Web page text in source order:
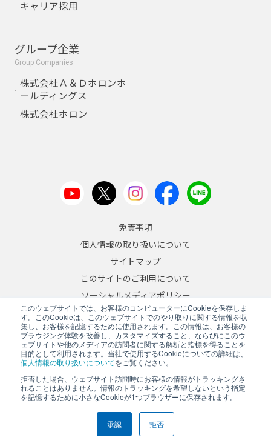
このウェブサイトでは、お客様のコンピューターにCookieを保存しま
す。このCookieは、このウェブサイトでのやり取りに関する情報を収
集し、お客様を記憶するために使用されます。この情報は、お客様の
ブラウジング体験を改善し、カスタマイズすること、ならびにこのウ
ェブサイトや他のメディアの訪問者に関する解析と指標を得ることを
目的として利用されます。当社で使用するCookieについての詳細は、
個人情報の取り扱いについてをご覧ください。
拒否した場合、ウェブサイト訪問時にお客様の情報がトラッキングさ
れることはありません。情報のトラッキングを希望しないという指定
を記憶するために小さなCookieが1つブラウザーに保存されます。
承認 拒否
キャリア採用
グループ企業
Group Companies
株式会社Ａ＆Ｄホロンホ
ールディングス
株式会社ホロン
免責事項
個人情報の取り扱いについて
サイトマップ
このサイトのご利用について
ソーシャルメディアポリシー
反社会的勢力への対応について
JA/EN
Copyright © 2026 A&D Company, Limited
PCサイトを表示する